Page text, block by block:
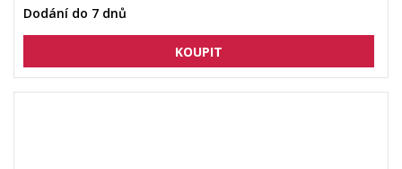
Dodání do 7 dnů